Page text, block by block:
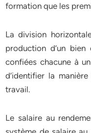
formation que les
La division
production d’un
confiées chacune à
d’identifier la
travail.
Le salaire au